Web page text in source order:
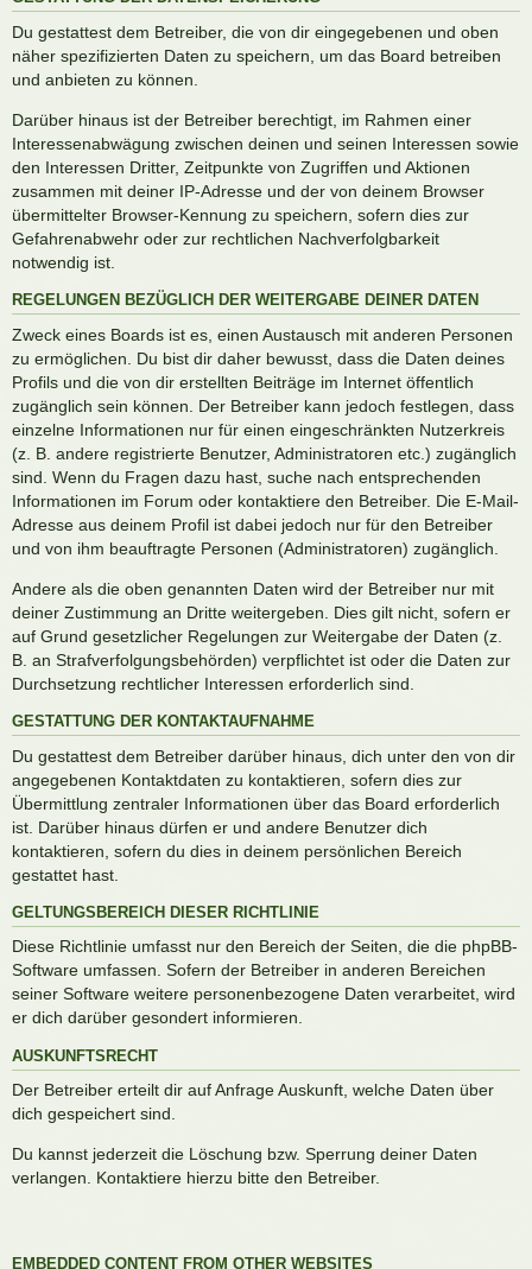
Du gestattest dem Betreiber, die von dir eingegebenen und oben
näher spezifizierten Daten zu speichern, um das Board betreiben
und anbieten zu können.
Darüber hinaus ist der Betreiber berechtigt, im Rahmen einer
Interessenabwägung zwischen deinen und seinen Interessen sowie
den Interessen Dritter, Zeitpunkte von Zugriffen und Aktionen
zusammen mit deiner IP-Adresse und der von deinem Browser
übermittelter Browser-Kennung zu speichern, sofern dies zur
Gefahrenabwehr oder zur rechtlichen Nachverfolgbarkeit
notwendig ist.
REGELUNGEN BEZÜGLICH DER WEITERGABE DEINER DATEN
Zweck eines Boards ist es, einen Austausch mit anderen Personen
zu ermöglichen. Du bist dir daher bewusst, dass die Daten deines
Profils und die von dir erstellten Beiträge im Internet öffentlich
zugänglich sein können. Der Betreiber kann jedoch festlegen, dass
einzelne Informationen nur für einen eingeschränkten Nutzerkreis
(z. B. andere registrierte Benutzer, Administratoren etc.) zugänglich
sind. Wenn du Fragen dazu hast, suche nach entsprechenden
Informationen im Forum oder kontaktiere den Betreiber. Die E-Mail-
Adresse aus deinem Profil ist dabei jedoch nur für den Betreiber
und von ihm beauftragte Personen (Administratoren) zugänglich.
Andere als die oben genannten Daten wird der Betreiber nur mit
deiner Zustimmung an Dritte weitergeben. Dies gilt nicht, sofern er
auf Grund gesetzlicher Regelungen zur Weitergabe der Daten (z.
B. an Strafverfolgungsbehörden) verpflichtet ist oder die Daten zur
Durchsetzung rechtlicher Interessen erforderlich sind.
GESTATTUNG DER KONTAKTAUFNAHME
Du gestattest dem Betreiber darüber hinaus, dich unter den von dir
angegebenen Kontaktdaten zu kontaktieren, sofern dies zur
Übermittlung zentraler Informationen über das Board erforderlich
ist. Darüber hinaus dürfen er und andere Benutzer dich
kontaktieren, sofern du dies in deinem persönlichen Bereich
gestattet hast.
GELTUNGSBEREICH DIESER RICHTLINIE
Diese Richtlinie umfasst nur den Bereich der Seiten, die die phpBB-
Software umfassen. Sofern der Betreiber in anderen Bereichen
seiner Software weitere personenbezogene Daten verarbeitet, wird
er dich darüber gesondert informieren.
AUSKUNFTSRECHT
Der Betreiber erteilt dir auf Anfrage Auskunft, welche Daten über
dich gespeichert sind.
Du kannst jederzeit die Löschung bzw. Sperrung deiner Daten
verlangen. Kontaktiere hierzu bitte den Betreiber.
EMBEDDED CONTENT FROM OTHER WEBSITES